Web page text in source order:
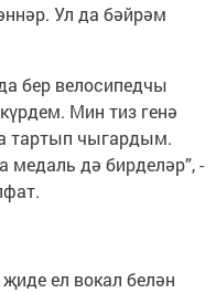
Ул да бәйрәм
бер велосипедчы
Мин тиз генә
тартып чыгардым.
медаль дә бирделәр”, -
ел вокал белән